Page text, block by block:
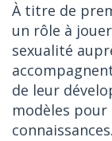
À titre de
un rôle à
sexualité
de leur
modèles
connaissances.